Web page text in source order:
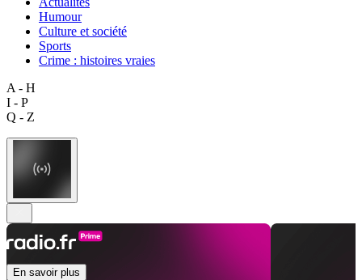
Humour
Culture et société
Sports
Crime : histoires vraies
A - H
I - P
Q - Z
En savoir plus